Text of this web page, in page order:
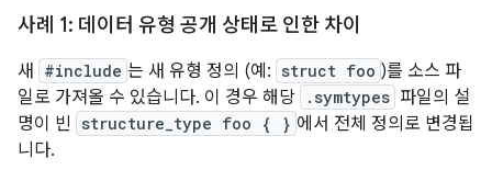
사례 1: 데이터 유형 공개 상태로 인한 차이
새 #include 는 새 유형 정의 (예: struct foo )를 소스 파
일로 가져올 수 있습니다. 이 경우 해당
.symtypes 파일의 설
명이 빈
structure_type foo { } 에서 전체 정의로 변경됩
니다.